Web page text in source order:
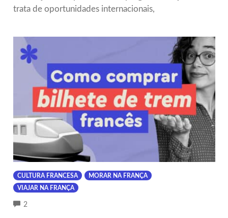
trata de oportunidades internacionais,
CULTURA FRANCESA
MORAR NA FRANÇA
VIAJAR NA FRANÇA
2